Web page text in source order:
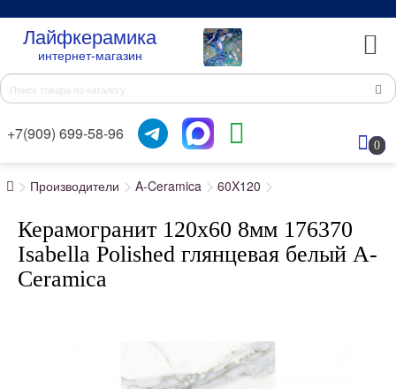
Лайфкерамика
интернет-магазин
+7(909) 699-58-96
0
Производители A-Ceramica 60X120
Керамогранит 120x60 8мм 176370
Isabella Polished глянцевая белый A-
Ceramica